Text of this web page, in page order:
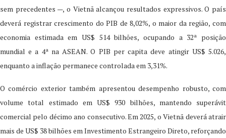
sem precedentes —, o Vietnã alcançou resultados expressivos. O país
deverá registrar crescimento do PIB de 8,02%, o maior da região, com
economia estimada em US$ 514 bilhões, ocupando a 32ª posição
mundial e a 4ª na ASEAN. O PIB per capita deve atingir US$ 5.026,
enquanto a inflação permanece controlada em 3,31%.
O comércio exterior também apresentou desempenho robusto, com
volume total estimado em US$ 930 bilhões, mantendo superávit
comercial pelo décimo ano consecutivo. Em 2025, o Vietnã deverá atrair
mais de US$ 38 bilhões em Investimento Estrangeiro Direto, reforçando